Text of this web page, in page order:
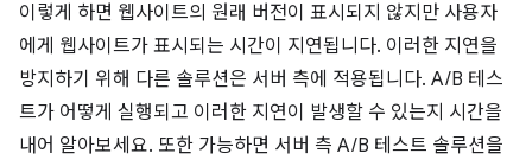
이렇게 하면 웹사이트의 원래 버전이 표시되지 않지만 사용자
에게 웹사이트가 표시되는 시간이 지연됩니다. 이러한 지연을
방지하기 위해 다른 솔루션은 서버 측에 적용됩니다. A/B 테스
트가 어떻게 실행되고 이러한 지연이 발생할 수 있는지 시간을
내어 알아보세요. 또한 가능하면 서버 측 A/B 테스트 솔루션을